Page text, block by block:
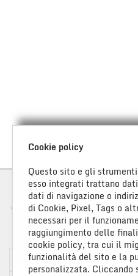
Orario apertura
Cookie policy
Questo sito e gli
esso integrati trattano
dati di navigazione o
di Cookie, Pixel, Tags o
necessari per il
raggiungimento delle
cookie policy, tra cui il
funzionalità del sito e la
personalizzata. Cliccando